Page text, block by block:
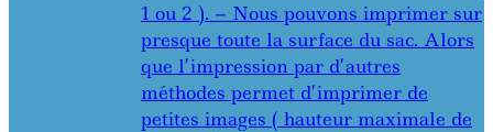
1 ou 2 ). – Nous pouvons imprimer sur
presque toute la surface du sac. Alors
que l’impression par d’autres
méthodes permet d’imprimer de
petites images ( hauteur maximale de